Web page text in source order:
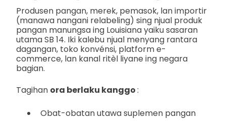
Produsen pangan, merek, pemasok, lan importir
(manawa nangani relabeling) sing njual produk
pangan manungsa ing Louisiana yaiku sasaran
utama SB 14. Iki kalebu njual menyang rantara
dagangan, toko konvénsi, platform e-
commerce, lan kanal ritèl liyane ing negara
bagian.
Tagihan ora berlaku kanggo:
Obat-obatan utawa suplemen pangan